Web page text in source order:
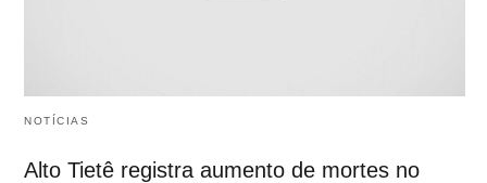
NOTÍCIAS
Alto Tietê registra aumento de mortes no